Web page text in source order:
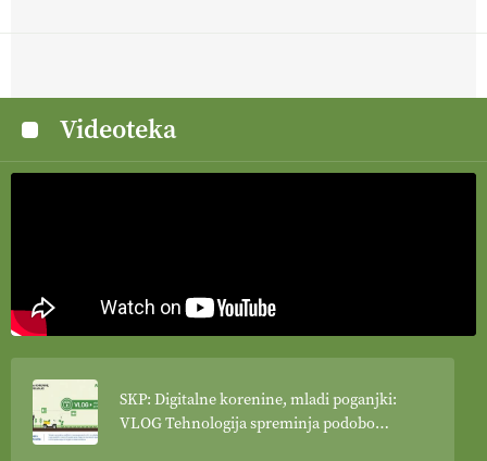
Videoteka
SKP: Digitalne korenine, mladi poganjki:
VLOG Tehnologija spreminja podobo